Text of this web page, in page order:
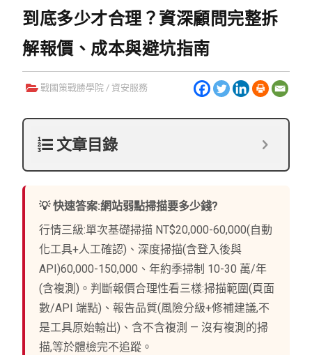
到底多少才合理？資深顧問完整拆
解報價、成本與避坑指南
戰國策戰勝學院 /資安服務
文章目錄
💡 快速答案:網站弱點掃描要多少錢?
行情三級:單次基礎掃描 NT$20,000-60,000(自動
化工具+人工確認)、深度掃描(含登入後與
API)60,000-150,000、年約季掃制 10-30 萬/年
(含複測)。判斷報價合理性看三樣:掃描範圍(頁面
數/API 端點)、報告品質(風險分級+修補建議,不
是工具原始輸出)、含不含複測 — 沒有複測的掃
描,等於體檢完不追蹤。